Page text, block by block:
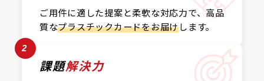
ご用件に適した提案と柔軟な対応力で、高品
質なプラスチックカードをお届けします。
2
課題解決力